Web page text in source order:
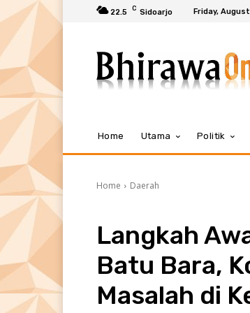
22.5 C Sidoarjo Friday,
Home Utama Politik
Home Daerah
Langkah
Batu Bara,
Masalah di